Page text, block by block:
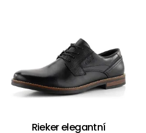
Rieker elegantní